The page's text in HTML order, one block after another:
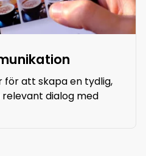
att skapa en tydlig,
dialog med